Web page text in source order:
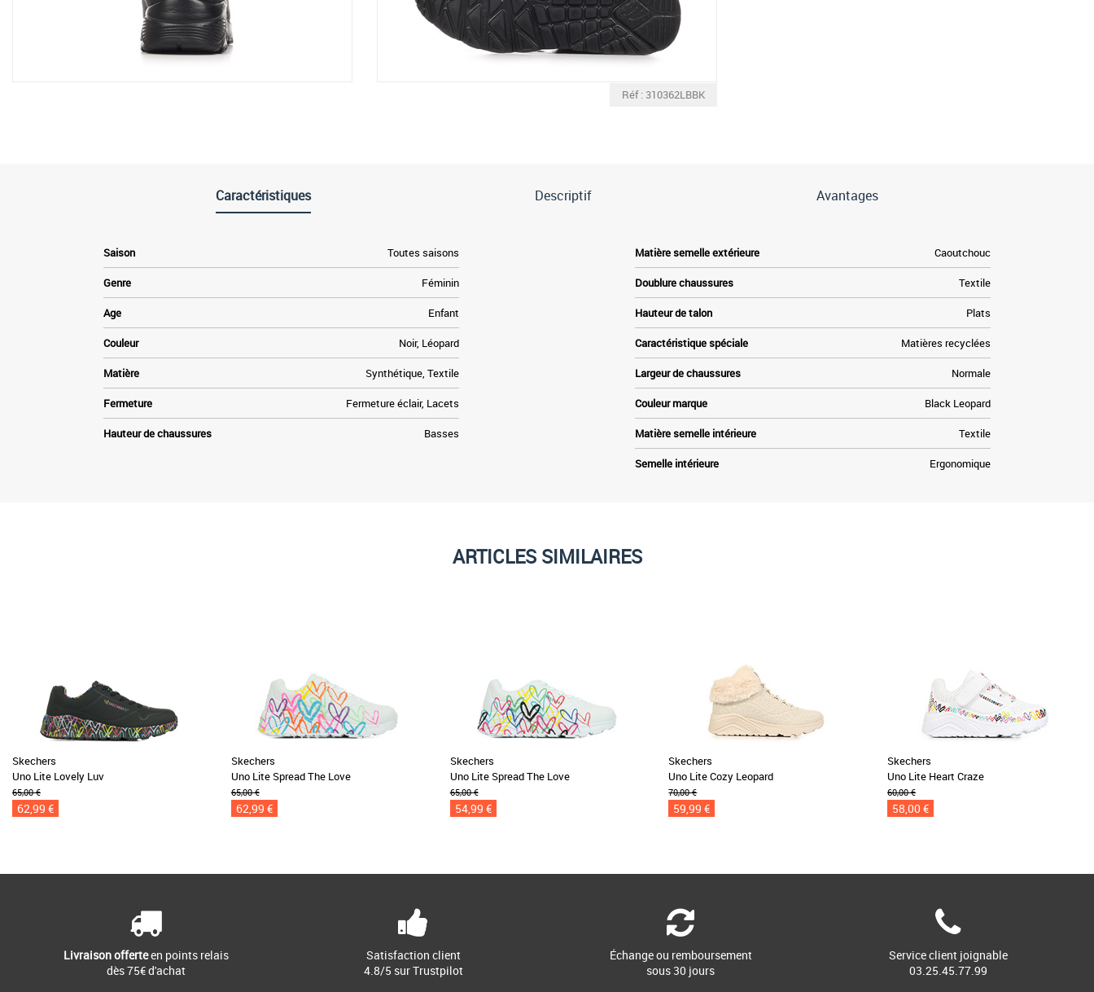
Réf : 310362LBBK
Caractéristiques Descriptif Avantages
Saison Toutes saisons
Genre Féminin
Age Enfant
Couleur Noir, Léopard
Matière Synthétique, Textile
Fermeture Fermeture éclair, Lacets
Hauteur de chaussures Basses
Matière semelle extérieure Caoutchouc
Doublure chaussures Textile
Hauteur de talon Plats
Caractéristique spéciale Matières recyclées
Largeur de chaussures Normale
Couleur marque Black Leopard
Matière semelle intérieure Textile
Semelle intérieure Ergonomique
ARTICLES SIMILAIRES
Skechers
Uno Lite Lovely Luv
65,00 €
62,99 €
Skechers
Uno Lite Spread The Love
65,00 €
62,99 €
Skechers
Uno Lite Spread The Love
65,00 €
54,99 €
Skechers
Uno Lite Cozy Leopard
70,00 €
59,99 €
Skechers
Uno Lite Heart Craze
60,00 €
58,00 €
Livraison offerteen points relais
dès 75€ d'achat
Satisfaction client
4.8/5 sur Trustpilot
Échange ou remboursement
sous 30 jours
Service client joignable
03.25.45.77.99